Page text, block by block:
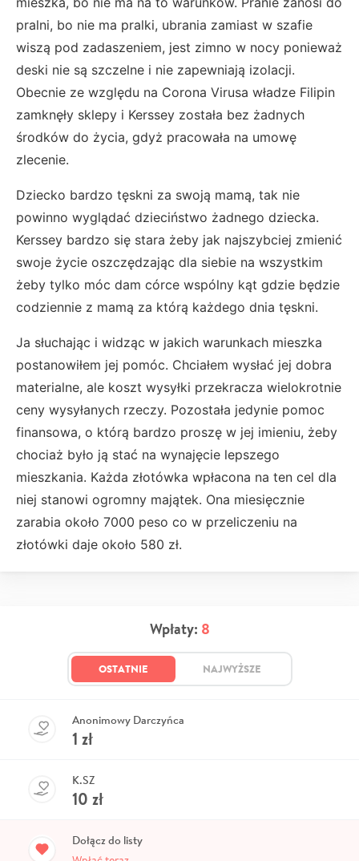
pralni, bo nie ma pralki, ubrania zamiast w szafie
wiszą pod zadaszeniem, jest zimno w nocy ponieważ
deski nie są szczelne i nie zapewniają izolacji.
Obecnie ze względu na Corona Virusa władze Filipin
zamknęły sklepy i Kerssey została bez żadnych
środków do życia, gdyż pracowała na umowę
zlecenie.
Dziecko bardzo tęskni za swoją mamą, tak nie
powinno wyglądać dzieciństwo żadnego dziecka.
Kerssey bardzo się stara żeby jak najszybciej zmienić
swoje życie oszczędzając dla siebie na wszystkim
żeby tylko móc dam córce wspólny kąt gdzie będzie
codziennie z mamą za którą każdego dnia tęskni.
Ja słuchając i widząc w jakich warunkach mieszka
postanowiłem jej pomóc. Chciałem wysłać jej dobra
materialne, ale koszt wysyłki przekracza wielokrotnie
ceny wysyłanych rzeczy. Pozostała jedynie pomoc
finansowa, o którą bardzo proszę w jej imieniu, żeby
chociaż było ją stać na wynajęcie lepszego
mieszkania. Każda złotówka wpłacona na ten cel dla
niej stanowi ogromny majątek. Ona miesięcznie
zarabia około 7000 peso co w przeliczeniu na
złotówki daje około 580 zł.
Wpłaty: 8
OSTATNIE NAJWYŻSZE
Anonimowy Darczyńca
1 zł
K.SZ
10 zł
Dołącz do listy